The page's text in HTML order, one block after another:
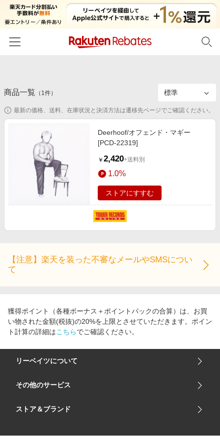
カテゴリー一覧
百貨店・総合ECモール
ファッション・インナー・小物
食品・スイーツ・お酒
日用品・キッチン用品
コスメ・健康・医薬品
キッズ・ベビー用品
インテリア・寝具
ペット・花・DIY・車
生活・お役立ち
金融・マネー・保険
ビジネス・その他サービス
イベント一覧
リーベイツ注目ストア
初回購入者限定特典
対象ストア新規限定特典
新着ストアのご紹介
電子書籍特集
楽天サービス特集
わくわく夏特集
Qoo10メガポ
Samsung ボーナスキャンペーン
友達紹介
楽天IDでログイン/会員登録
商品一覧 （ 1件）
最新の価格、送料、在庫状況と決済方法は遷移先ページでご確認ください。
Deerhoof/オフェンド・マギー
[PCD-22319]
￥ 2,420+送料別
1.0%
ストアにすすむ
【注意】楽天を装った不審なメールやSMSについ
て
獲得ポイント（各種ボーナス＋ポイントバックの合算）は、お買
い物された金額(税抜)の20%を上限とさせていただきます。ポイン
ト計算の詳細はこちらでご確認ください。
リーベイツについて
会社概要
サイトマップ
その他のサービス
楽天市場
ストア＆ブランド